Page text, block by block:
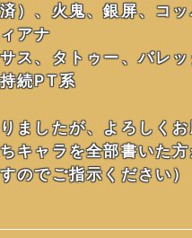
済）、火鬼、銀屏、コ
アナ
ス、タトゥー、バレ
続PT系
ましたが、よろしく
ちキャラを全部書いた
のでご指示ください）